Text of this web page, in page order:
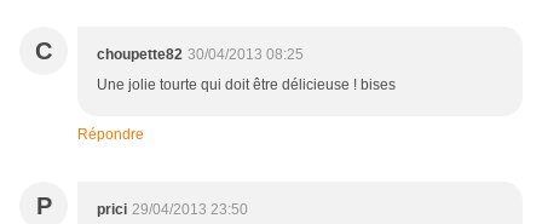
C choupette82 30/04/2013 08:25
Une jolie tourte qui doit être délicieuse ! bises
Répondre
P prici 29/04/2013 23:50